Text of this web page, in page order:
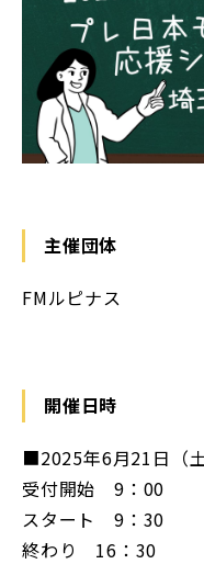
主催団体
FMルピナス
開催日時
■2025年6月21日（土
受付開始 9：00
スタート 9：30
終わり 16：30